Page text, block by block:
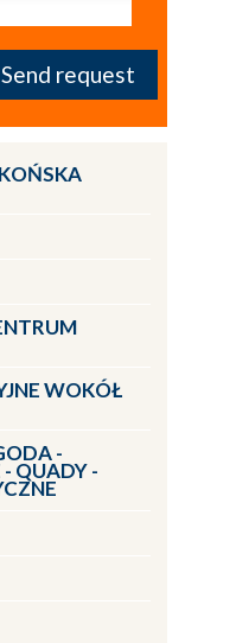
WOKÓŁ
-
- QUADY -